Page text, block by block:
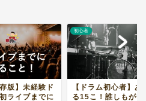
版】未経験ド
ライブまでに
初心者
【ドラム初心者】あ
る15こ！誰しもが一